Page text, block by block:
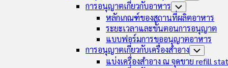
การอนุญาตเกี่ยวกับอาหาร Toggle
Child
Menu
หลักเกณฑ์ของสถานที่ผลิตอาหาร
ระยะเวลาและขั้นตอนการอนุญาต
แบบฟอร์มการขออนุญาตอาหาร
การอนุญาตเกี่ยวกับเครื่องสำอาง Toggle
Child
แบ่งเครื่องสำอาง ณ จุดขาย refill